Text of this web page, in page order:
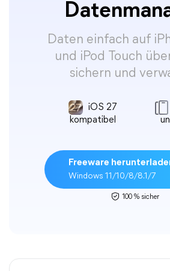
Daten einfach auf
und iPod Touch
sichern und
iOS 27
kompatibel
Freeware
Windows 11/10/8/8.1/7
100 % sicher